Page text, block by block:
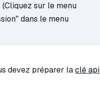
(Cliquez sur le menu
dans le menu
devez préparer laclé api